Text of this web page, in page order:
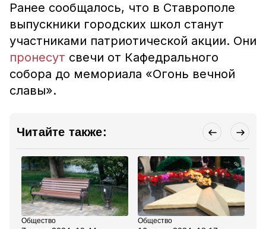
Ранее сообщалось, что в Ставрополе
выпускники городских школ станут
участниками патриотической акции. Они
пронесут свечи от Кафедрального
собора до мемориала «Огонь вечной
славы».
Читайте также:
Общество Общество